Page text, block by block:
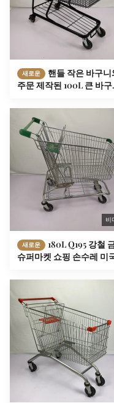
새로운
핸들 작은 바구니
주문 제작된 100L 큰 바구
비
새로운
180L Q195 강철
슈퍼마켓 쇼핑 손수레 미